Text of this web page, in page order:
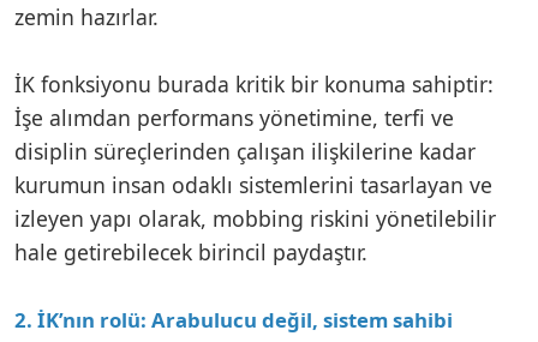
zemin hazırlar.
İK fonksiyonu burada kritik bir konuma sahiptir:
İşe alımdan performans yönetimine, terfi ve
disiplin süreçlerinden çalışan ilişkilerine kadar
kurumun insan odaklı sistemlerini tasarlayan ve
izleyen yapı olarak, mobbing riskini yönetilebilir
hale getirebilecek birincil paydaştır.
2. İK’nın rolü: Arabulucu değil, sistem sahibi